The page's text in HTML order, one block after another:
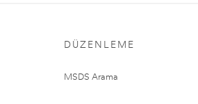
DÜZENLEME
MSDS Arama